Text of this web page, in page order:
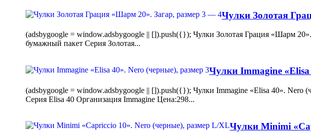
Чулки Золотая
(adsbygoogle = window.adsbygoogle || []).push({}); Чулки Золотая Грация «Шарм
бумажный пакет Серия Золотая...
Чулки Immagine
(adsbygoogle = window.adsbygoogle || []).push({}); Чулки Immagine «Elisa 40». Nero
Серия Elisa 40 Организация Immagine Цена:298...
Чулки Minimi